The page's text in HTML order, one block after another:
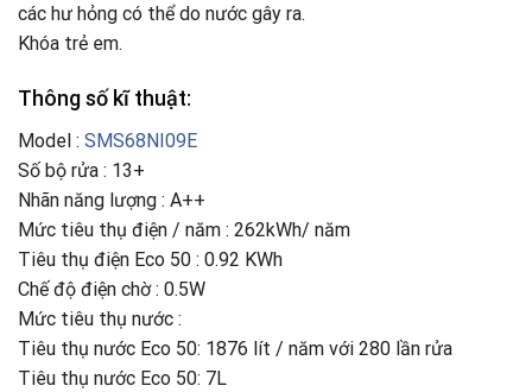
các hư hỏng có thể do nước gây ra.
Khóa trẻ em.
Thông số kĩ thuật:
Model : SMS68NI09E
Số bộ rửa : 13+
Nhãn năng lượng : A++
Mức tiêu thụ điện / năm : 262kWh/ năm
Tiêu thụ điện Eco 50 : 0.92 KWh
Chế độ điện chờ : 0.5W
Mức tiêu thụ nước :
Tiêu thụ nước Eco 50: 1876 lít / năm với 280 lần rửa
Tiêu thụ nước Eco 50: 7L